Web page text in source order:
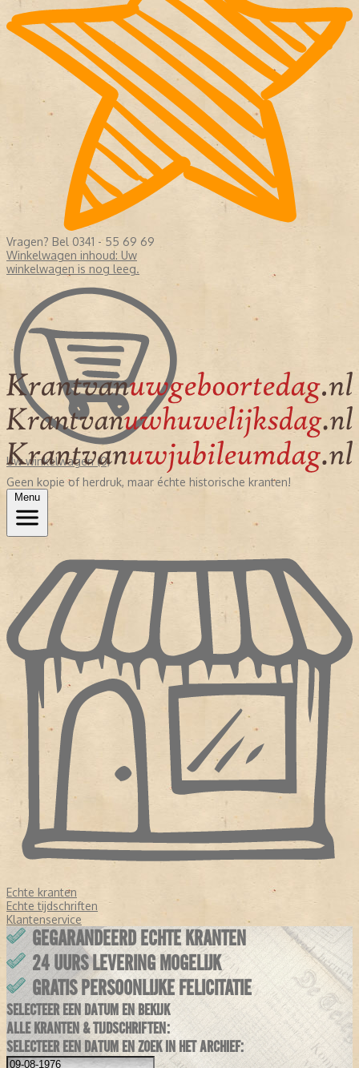
Vragen? Bel 0341 - 55 69 69
Winkelwagen inhoud: Uw
winkelwagen is nog leeg.
Uw winkelwagen (0)
Geen kopie of herdruk, maar échte historische kranten!
Menu
Echte kranten
Echte tijdschriften
Klantenservice
GEGARANDEERD ECHTE KRANTEN
24 UURS LEVERING MOGELIJK
GRATIS PERSOONLIJKE FELICITATIE
SELECTEER EEN DATUM EN BEKIJK
ALLE KRANTEN & TIJDSCHRIFTEN:
SELECTEER EEN DATUM EN ZOEK IN HET ARCHIEF: